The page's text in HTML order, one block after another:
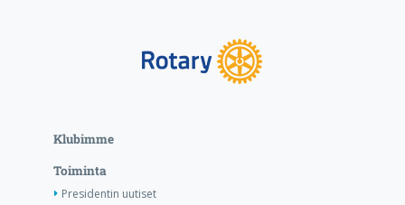
Klubimme
Toiminta
Presidentin uutiset